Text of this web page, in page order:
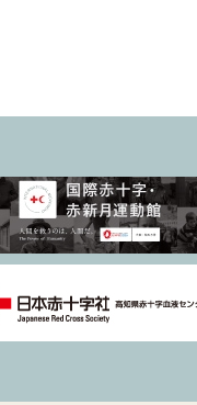
お決めいただけます。
。
お知らせ